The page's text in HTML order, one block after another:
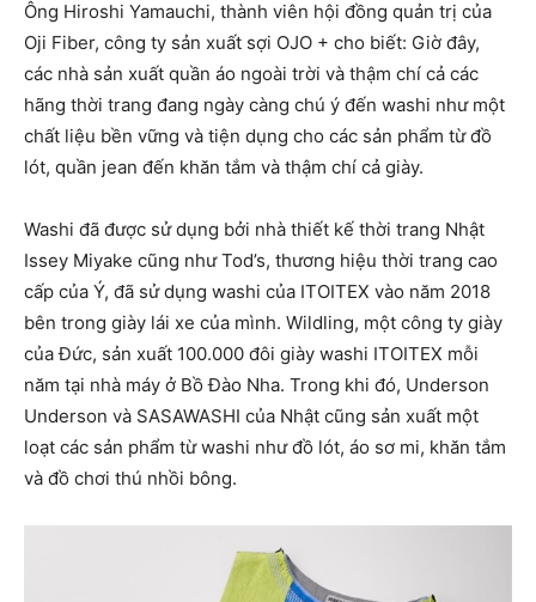
Ông Hiroshi Yamauchi, thành viên hội đồng quản trị của
Oji Fiber, công ty sản xuất sợi OJO + cho biết: Giờ đây,
các nhà sản xuất quần áo ngoài trời và thậm chí cả các
hãng thời trang đang ngày càng chú ý đến washi như một
chất liệu bền vững và tiện dụng cho các sản phẩm từ đồ
lót, quần jean đến khăn tắm và thậm chí cả giày.
Washi đã được sử dụng bởi nhà thiết kế thời trang Nhật
Issey Miyake cũng như Tod’s, thương hiệu thời trang cao
cấp của Ý, đã sử dụng washi của ITOITEX vào năm 2018
bên trong giày lái xe của mình. Wildling, một công ty giày
của Đức, sản xuất 100.000 đôi giày washi ITOITEX mỗi
năm tại nhà máy ở Bồ Đào Nha. Trong khi đó, Underson
Underson và SASAWASHI của Nhật cũng sản xuất một
loạt các sản phẩm từ washi như đồ lót, áo sơ mi, khăn tắm
và đồ chơi thú nhồi bông.